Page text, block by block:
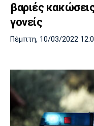
βαριές
γονείς
Πέμπτη, 10/03/2022